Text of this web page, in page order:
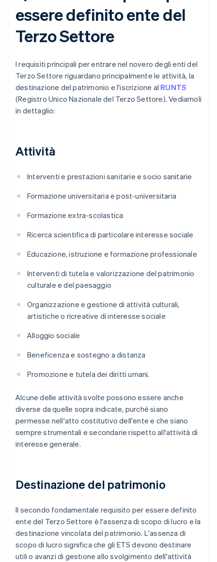
essere definito ente del
Terzo Settore
I requisiti principali per entrare nel novero degli enti del
Terzo Settore riguardano principalmente le attività, la
destinazione del patrimonio e l'iscrizione al RUNTS
(Registro Unico Nazionale del Terzo Settore). Vediamoli
in dettaglio:
Attività
Interventi e prestazioni sanitarie e socio sanitarie
Formazione universitaria e post-universitaria
Formazione extra-scolastica
Ricerca scientifica di particolare interesse sociale
Educazione, istruzione e formazione professionale
Interventi di tutela e valorizzazione del patrimonio
culturale e del paesaggio
Organizzazione e gestione di attività culturali,
artistiche o ricreative di interesse sociale
Alloggio sociale
Beneficenza e sostegno a distanza
Promozione e tutela dei diritti umani.
Alcune delle attività svolte possono essere anche
diverse da quelle sopra indicate, purché siano
permesse nell'atto costitutivo dell'ente e che siano
sempre strumentali e secondarie rispetto all'attività di
interesse generale.
Destinazione del patrimonio
Il secondo fondamentale requisito per essere definito
ente del Terzo Settore è l'assenza di scopo di lucro e la
destinazione vincolata del patrimonio. L'assenza di
scopo di lucro significa che gli ETS devono destinare
utili o avanzi di gestione allo svolgimento dell'attività